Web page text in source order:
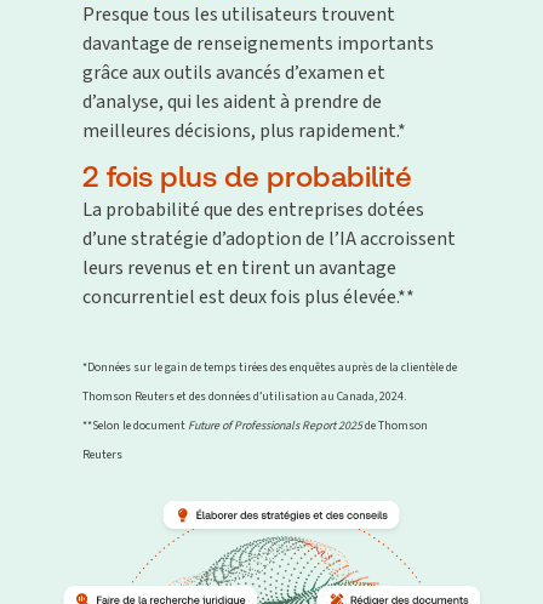
Presque tous les utilisateurs trouvent
davantage de renseignements importants
grâce aux outils avancés d’examen et
d’analyse, qui les aident à prendre de
meilleures décisions, plus rapidement.*
2 fois plus de probabilité
La probabilité que des entreprises dotées
d’une stratégie d’adoption de l’IA accroissent
leurs revenus et en tirent un avantage
concurrentiel est deux fois plus élevée.**
*Données sur le gain de temps tirées des enquêtes auprès de la clientèle de
Thomson Reuters et des données d’utilisation au Canada, 2024.
**Selon le document Future of Professionals Report 2025de Thomson
Reuters